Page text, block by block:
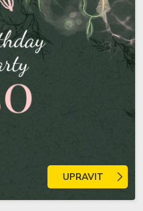
UPRAVIT